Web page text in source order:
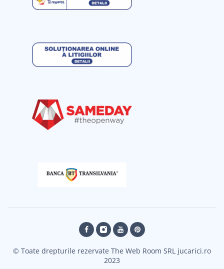
© Toate drepturile rezervate The Web Room SRL jucarici.ro
2023